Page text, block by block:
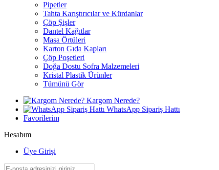
Pipetler
Tahta Karıştırıcılar ve Kürdanlar
Çöp Şişler
Dantel Kağıtlar
Masa Örtüleri
Karton Gıda Kapları
Çöp Poşetleri
Doğa Dostu Sofra Malzemeleri
Kristal Plastik Ürünler
Tümünü Gör
Kargom Nerede?
WhatsApp Sipariş Hattı
Favorilerim
Hesabım
Üye Girişi